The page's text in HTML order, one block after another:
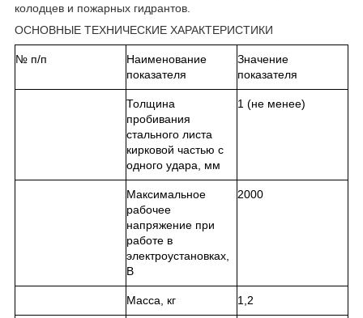
колодцев и пожарных гидрантов.
ОСНОВНЫЕ ТЕХНИЧЕСКИЕ ХАРАКТЕРИСТИКИ
№ п/п
Наименование
показателя
Значение
показателя
Толщина
пробивания
стального листа
кирковой частью с
одного удара, мм
1 (не менее)
Максимальное
рабочее
напряжение при
работе в
электроустановках,
В
2000
Масса, кг 1,2